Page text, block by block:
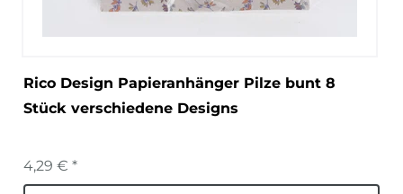
Rico Design Papieranhänger Pilze bunt 8
Stück verschiedene Designs
4,29 € *